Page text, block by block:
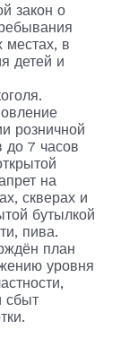
закон о
местах, в
детей и
розничной
до 7 часов
на
скверах и
бутылкой
пива.
план
уровня
сбыт